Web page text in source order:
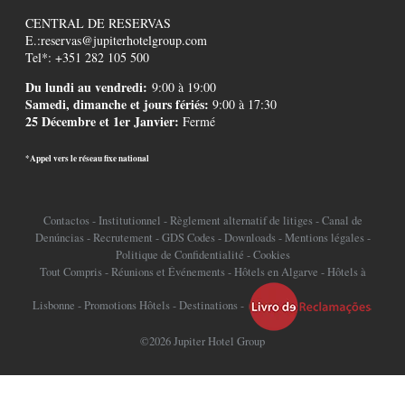
CENTRAL DE RESERVAS
E.:reservas@jupiterhotelgroup.com
Tel*: +351 282 105 500
Du lundi au vendredi: 9:00 à 19:00
Samedi, dimanche et jours fériés: 9:00 à 17:30
25 Décembre et 1er Janvier: Fermé
*Appel vers le réseau fixe national
Contactos- Institutionnel -Règlement alternatif de litiges-Canal de
Denúncias-Recrutement -GDS Codes-Downloads-Mentions légales-
Politique de Confidentialité -Cookies
Tout Compris-Réunions et Événements- Hôtels en Algarve - Hôtels à
Lisbonne -Promotions Hôtels-Destinations-
©2026 Jupiter Hotel Group